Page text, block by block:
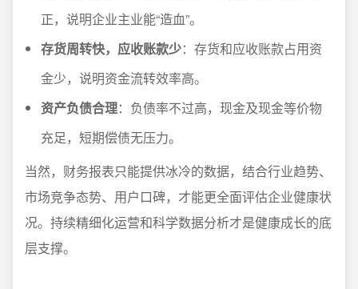
正，说明企业主业能“造血”。
存货周转快，应收账款少：存货和应收账款占用资
金少，说明资金流转效率高。
资产负债合理：负债率不过高，现金及现金等价物
充足，短期偿债无压力。
当然，财务报表只能提供冰冷的数据，结合行业趋势、
市场竞争态势、用户口碑，才能更全面评估企业健康状
况。持续精细化运营和科学数据分析才是健康成长的底
层支撑。